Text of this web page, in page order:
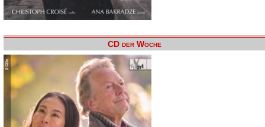
CD der Woche